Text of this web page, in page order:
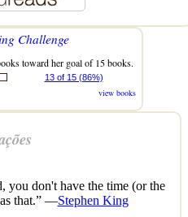
Challenge
toward her goal of 15 books.
13 of 15 (86%)
view books
you don't have the time (or the
that.” —Stephen King